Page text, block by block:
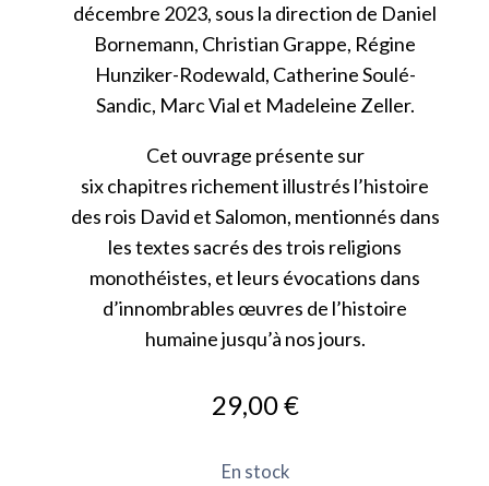
décembre 2023, sous la direction de Daniel
Bornemann, Christian Grappe, Régine
Hunziker-Rodewald, Catherine Soulé-
Sandic, Marc Vial et Madeleine Zeller.
Cet ouvrage présente sur
six chapitres richement illustrés l’histoire
des rois David et Salomon, mentionnés dans
les textes sacrés des trois religions
monothéistes, et leurs évocations dans
d’innombrables œuvres de l’histoire
humaine jusqu’à nos jours.
29,00€
En stock